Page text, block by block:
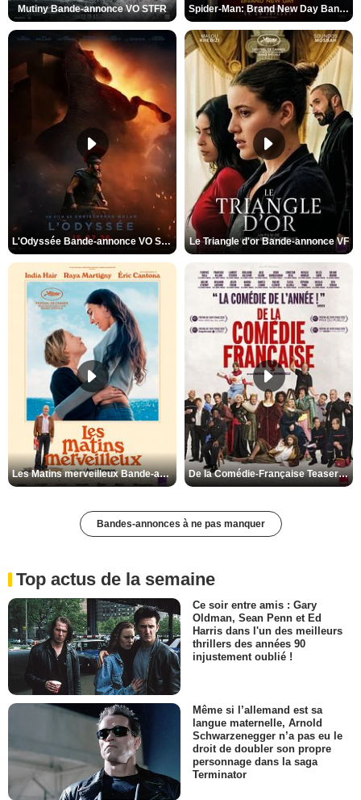
Mutiny Bande-annonce VO STFR Spider-Man: Brand New Day Bande-annonce VO STFR
L'Odyssée Bande-annonce VO STFR Le Triangle d'or Bande-annonce VF
Les Matins merveilleux Bande-annonce VF De la Comédie-Française Teaser VF
Bandes-annonces à ne pas manquer
Top actus de la semaine
Ce soir entre amis : Gary
Oldman, Sean Penn et Ed
Harris dans l'un des meilleurs
thrillers des années 90
injustement oublié !
Même si l’allemand est sa
langue maternelle, Arnold
Schwarzenegger n’a pas eu le
droit de doubler son propre
personnage dans la saga
Terminator